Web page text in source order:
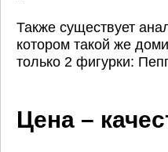
Также существует
котором такой же
только 2 фигурки:
Цена –